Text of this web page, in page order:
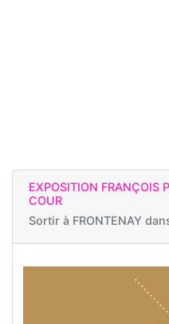
EXPOSITION FRANÇOIS
COUR
Sortir à FRONTENAY